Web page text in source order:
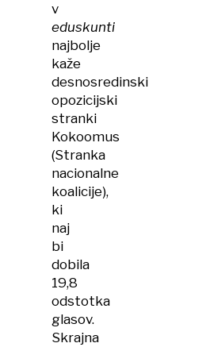
v
eduskunti
najbolje
kaže
desnosredinski
opozicijski
stranki
Kokoomus
(Stranka
nacionalne
koalicije),
ki
naj
bi
dobila
19,8
odstotka
glasov.
Skrajna